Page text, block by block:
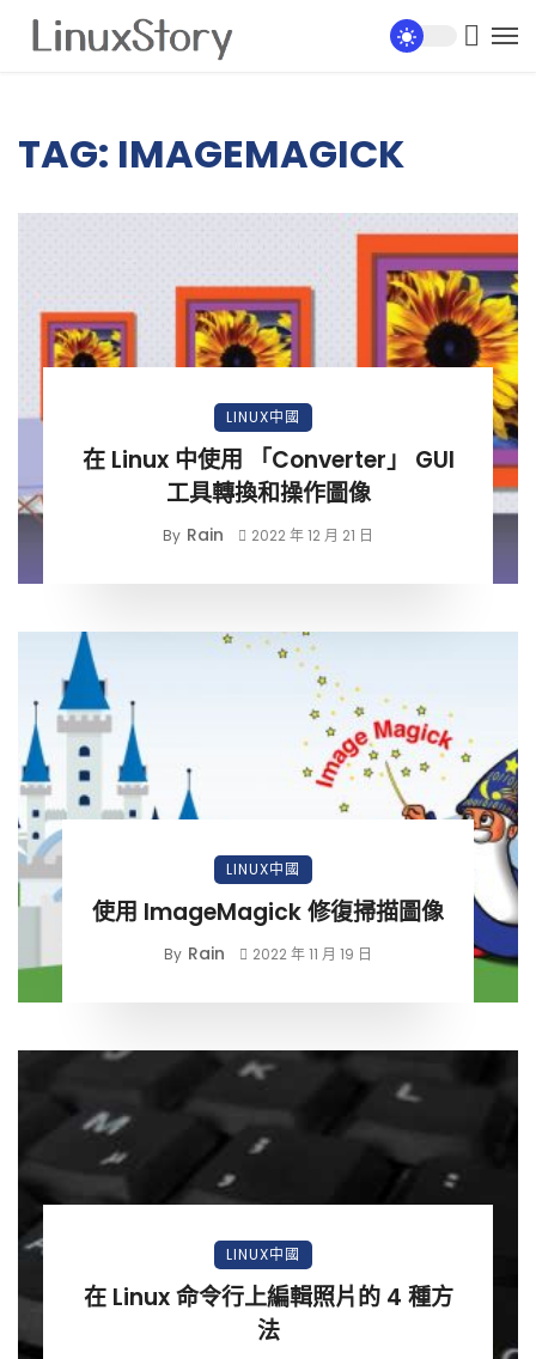
TAG: IMAGEMAGICK
LINUX中國
在 Linux 中使用 「Converter」 GUI
工具轉換和操作圖像
By Rain 2022 年 12 月 21 日
LINUX中國
使用 ImageMagick 修復掃描圖像
By Rain 2022 年 11 月 19 日
LINUX中國
在 Linux 命令行上編輯照片的 4 種方
法